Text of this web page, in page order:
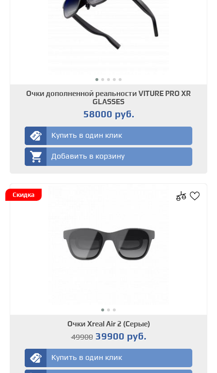
Очки дополненной реальности VITURE PRO XR
GLASSES
58000 руб.
Купить в один клик
Добавить в корзину
Скидка
Очки Xreal Air 2 (Cерые)
4990039900 руб.
Купить в один клик